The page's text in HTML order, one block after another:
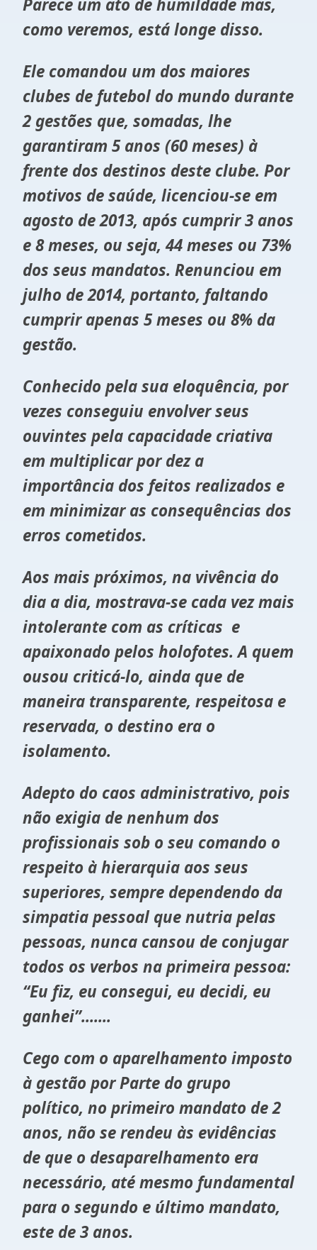
Parece um ato de humildade mas,
como veremos, está longe disso.
Ele comandou um dos maiores
clubes de futebol do mundo durante
2 gestões que, somadas, lhe
garantiram 5 anos (60 meses) à
frente dos destinos deste clube. Por
motivos de saúde, licenciou-se em
agosto de 2013, após cumprir 3 anos
e 8 meses, ou seja, 44 meses ou 73%
dos seus mandatos. Renunciou em
julho de 2014, portanto, faltando
cumprir apenas 5 meses ou 8% da
gestão.
Conhecido pela sua eloquência, por
vezes conseguiu envolver seus
ouvintes pela capacidade criativa
em multiplicar por dez a
importância dos feitos realizados e
em minimizar as consequências dos
erros cometidos.
Aos mais próximos, na vivência do
dia a dia, mostrava-se cada vez mais
intolerante com as críticas e
apaixonado pelos holofotes. A quem
ousou criticá-lo, ainda que de
maneira transparente, respeitosa e
reservada, o destino era o
isolamento.
Adepto do caos administrativo, pois
não exigia de nenhum dos
profissionais sob o seu comando o
respeito à hierarquia aos seus
superiores, sempre dependendo da
simpatia pessoal que nutria pelas
pessoas, nunca cansou de conjugar
todos os verbos na primeira pessoa:
“Eu fiz, eu consegui, eu decidi, eu
ganhei”.......
Cego com o aparelhamento imposto
à gestão por Parte do grupo
político, no primeiro mandato de 2
anos, não se rendeu às evidências
de que o desaparelhamento era
necessário, até mesmo fundamental
para o segundo e último mandato,
este de 3 anos.